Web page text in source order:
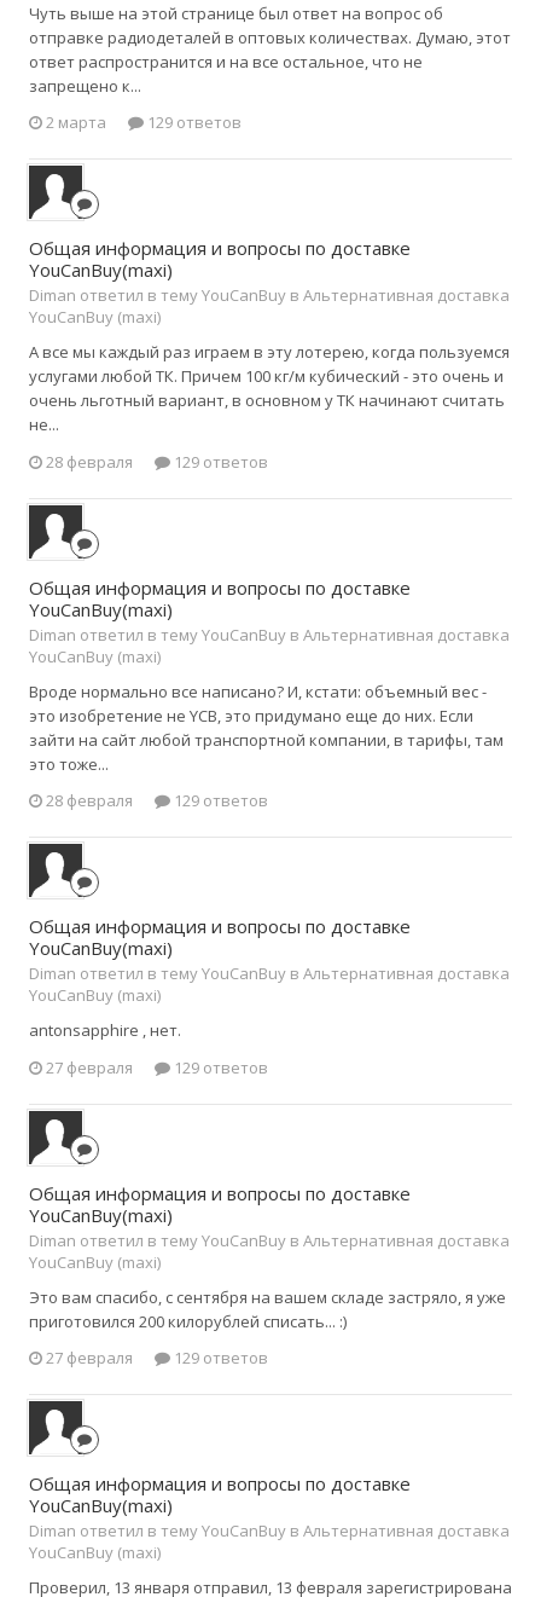
Чуть выше на этой странице был ответ на вопрос об
отправке радиодеталей в оптовых количествах. Думаю, этот
ответ распространится и на все остальное, что не
запрещено к...
2 марта
129 ответов
Общая информация и вопросы по доставке
YouCanBuy(maxi)
Diman ответил в тему YouCanBuy в Альтернативная доставка
YouCanBuy (maxi)
А все мы каждый раз играем в эту лотерею, когда пользуемся
услугами любой ТК. Причем 100 кг/м кубический - это очень и
очень льготный вариант, в основном у ТК начинают считать
не...
28 февраля
129 ответов
Общая информация и вопросы по доставке
YouCanBuy(maxi)
Diman ответил в тему YouCanBuy в Альтернативная доставка
YouCanBuy (maxi)
Вроде нормально все написано? И, кстати: объемный вес -
это изобретение не YCB, это придумано еще до них. Если
зайти на сайт любой транспортной компании, в тарифы, там
это тоже...
28 февраля
129 ответов
Общая информация и вопросы по доставке
YouCanBuy(maxi)
Diman ответил в тему YouCanBuy в Альтернативная доставка
YouCanBuy (maxi)
antonsapphire , нет.
27 февраля
129 ответов
Общая информация и вопросы по доставке
YouCanBuy(maxi)
Diman ответил в тему YouCanBuy в Альтернативная доставка
YouCanBuy (maxi)
Это вам спасибо, с сентября на вашем складе застряло, я уже
приготовился 200 килорублей списать... :)
27 февраля
129 ответов
Общая информация и вопросы по доставке
YouCanBuy(maxi)
Diman ответил в тему YouCanBuy в Альтернативная доставка
YouCanBuy (maxi)
Проверил, 13 января отправил, 13 февраля зарегистрирована